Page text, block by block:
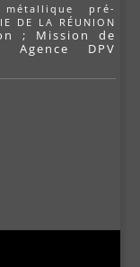
pré-
DE LA RÉUNION
; Mission de
DPV